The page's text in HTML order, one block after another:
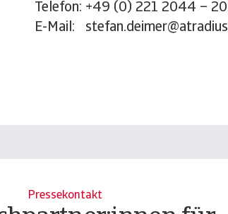
Telefon: +49 (0) 221 2044 –
E-Mail:
Pressekontakt